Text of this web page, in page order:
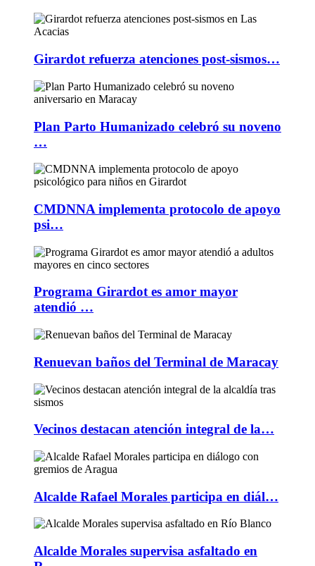
Girardot refuerza atenciones post-sismos…
Plan Parto Humanizado celebró su noveno
…
CMDNNA implementa protocolo de apoyo
psi…
Programa Girardot es amor mayor
atendió …
Renuevan baños del Terminal de Maracay
Vecinos destacan atención integral de la…
Alcalde Rafael Morales participa en diál…
Alcalde Morales supervisa asfaltado en